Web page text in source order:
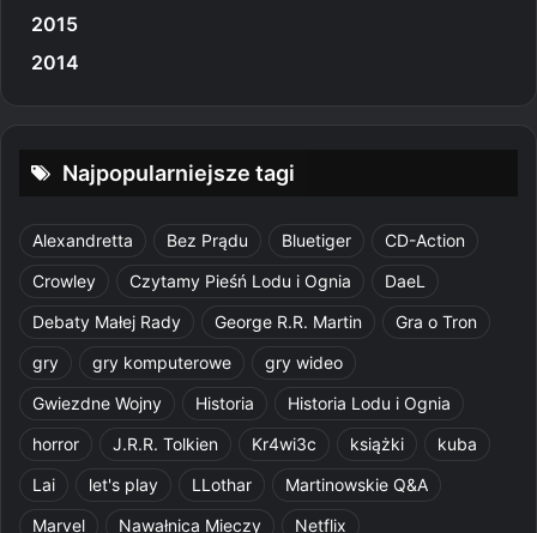
2015
2014
Najpopularniejsze tagi
Alexandretta Bez Prądu Bluetiger
CD-Action
Crowley
Czytamy Pieśń Lodu i Ognia
DaeL
Debaty Małej Rady
George R.R. Martin
Gra o Tron
gry
gry komputerowe
gry wideo
Gwiezdne Wojny
Historia
Historia Lodu i Ognia
horror
J.R.R. Tolkien Kr4wi3c książki
kuba
Lai
let's play LLothar
Martinowskie Q&A
Marvel
Nawałnica Mieczy Netflix